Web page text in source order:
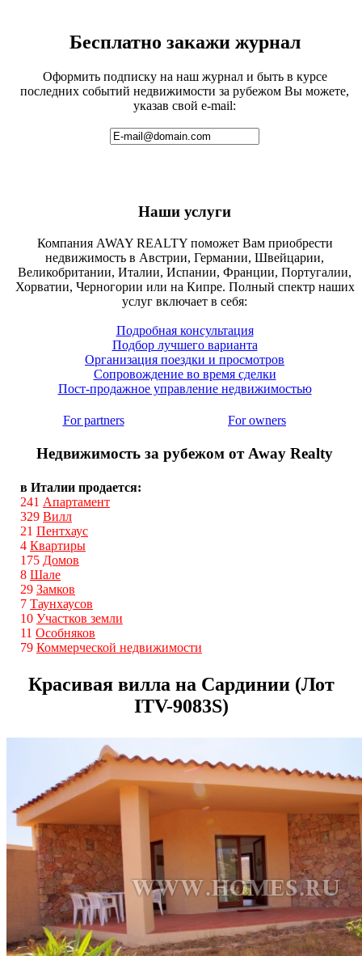
Бесплатно закажи журнал
Оформить подписку на наш журнал и быть в курсе
последних событий недвижимости за рубежом Вы можете,
указав свой e-mail:
Наши услуги
Компания AWAY REALTY поможет Вам приобрести
недвижимость в Австрии, Германии, Швейцарии,
Великобритании, Италии, Испании, Франции, Португалии,
Хорватии, Черногории или на Кипре. Полный спектр наших
услуг включает в себя:
Подробная консультация
Подбор лучшего варианта
Организация поездки и просмотров
Сопровождение во время сделки
Пост-продажное управление недвижимостью
For partners For owners
Недвижимость за рубежом от Away Realty
в Италии продается:
241 Апартамент
329 Вилл
21 Пентхаус
4 Квартиры
175 Домов
8 Шале
29 Замков
7 Таунхаусов
10 Участков земли
11 Особняков
79 Коммерческой недвижимости
Красивая вилла на Сардинии (Лот
ITV-9083S)